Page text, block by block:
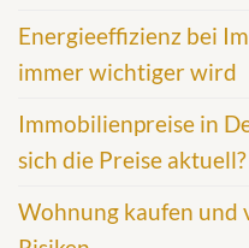
Energieeffizienz bei
immer wichtiger wird
Immobilienpreise in
sich die Preise aktuell?
Wohnung kaufen und